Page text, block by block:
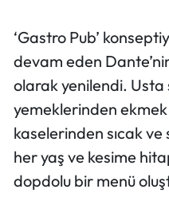
‘Gastro Pub’
devam eden
olarak yenilendi. Usta
yemeklerinden
kaselerinden sıcak
her yaş ve kesime
dopdolu bir menü